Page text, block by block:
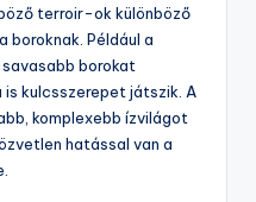
terroir-ok különböző
boroknak. Például a
borokat
is kulcsszerepet játszik. A
komplexebb ízvilágot
hatással van a